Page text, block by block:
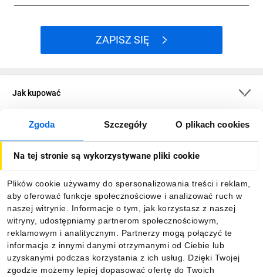
Zgoda Szczegóły O plikach cookies
Na tej stronie są wykorzystywane pliki cookie
Plików cookie używamy do spersonalizowania treści i reklam,
aby oferować funkcje społecznościowe i analizować ruch w
naszej witrynie. Informacje o tym, jak korzystasz z naszej
witryny, udostępniamy partnerom społecznościowym,
reklamowym i analitycznym. Partnerzy mogą połączyć te
informacje z innymi danymi otrzymanymi od Ciebie lub
uzyskanymi podczas korzystania z ich usług. Dzięki Twojej
zgodzie możemy lepiej dopasować ofertę do Twoich
ZAPISZ SIĘ
Jak kupować
O firmie
Informacje
Pobierz naszą aplikację mobilną: